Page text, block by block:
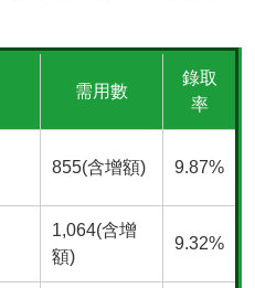
需用數
錄取
率
855(含增額) 9.87%
1,064(含增
額)
9.32%